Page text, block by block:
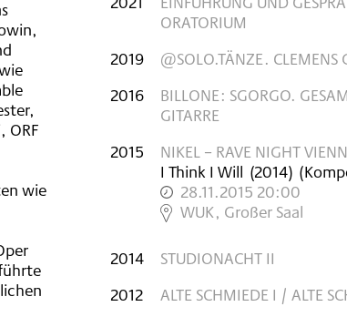
ORF
wie
ORATORIUM
2019
@SOLO.TÄNZE. CLEMENS
2016
BILLONE: SGORGO.
GITARRE
2015
NIKEL – RAVE NIGHT
I Think I Will (2014)
28.11.2015 20:00
,
WUK, Großer Saal
2014
STUDIONACHT II
2012
ALTE SCHMIEDE I / ALTE